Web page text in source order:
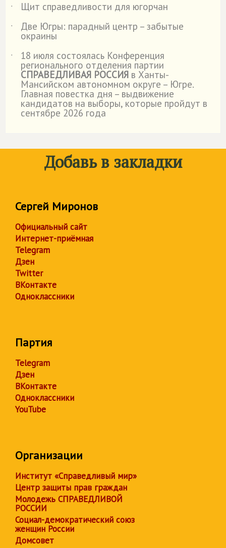
˙
Щит справедливости для югорчан
˙
Две Югры: парадный центр – забытые
окраины
˙
18 июля состоялась Конференция
регионального отделения партии
СПРАВЕДЛИВАЯ РОССИЯ в Ханты-
Мансийском автономном округе – Югре.
Главная повестка дня – выдвижение
кандидатов на выборы, которые пройдут в
сентябре 2026 года
Добавь в закладки
Сергей Миронов
Официальный сайт
Интернет-приёмная
Telegram
Дзен
Twitter
ВКонтакте
Одноклассники
Партия
Telegram
Дзен
ВКонтакте
Одноклассники
YouTube
Организации
Институт «Справедливый мир»
Центр защиты прав граждан
Молодежь СПРАВЕДЛИВОЙ
РОССИИ
Социал-демократический союз
женщин России
Домсовет